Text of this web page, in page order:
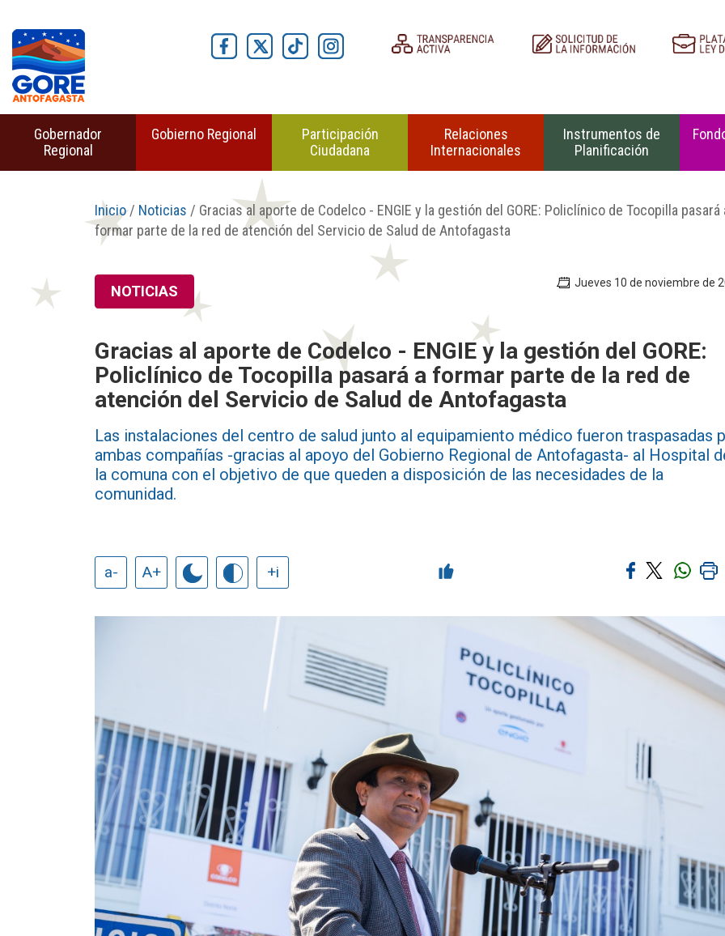
Gobernador
Regional
Gobierno Regional
Participación
Ciudadana
Relaciones
Internacionales
Instrumentos de
Planificación
Inicio/ Noticias / Gracias al aporte de Codelco - ENGIE y la gestión del GORE: Policlínico de Tocopilla pasará
formar parte de la red de atención del Servicio de Salud de Antofagasta
NOTICIAS Jueves 10 de noviembre de
Gracias al aporte de Codelco - ENGIE y la gestión del GORE:
Policlínico de Tocopilla pasará a formar parte de la red de
atención del Servicio de Salud de Antofagasta
Las instalaciones del centro de salud junto al equipamiento médico fueron traspasadas
ambas compañías -gracias al apoyo del Gobierno Regional de Antofagasta- al Hospital
la comuna con el objetivo de que queden a disposición de las necesidades de la
comunidad.
a- A+ +i